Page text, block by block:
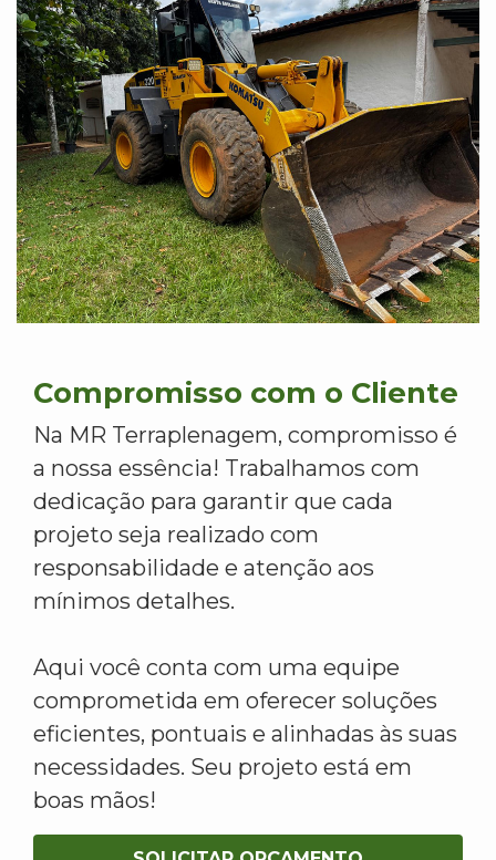
Compromisso com o Cliente
Na MR Terraplenagem, compromisso é
a nossa essência! Trabalhamos com
dedicação para garantir que cada
projeto seja realizado com
responsabilidade e atenção aos
mínimos detalhes.
Aqui você conta com uma equipe
comprometida em oferecer soluções
eficientes, pontuais e alinhadas às suas
necessidades. Seu projeto está em
boas mãos!